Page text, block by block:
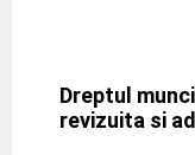
Dreptul
revizuita si